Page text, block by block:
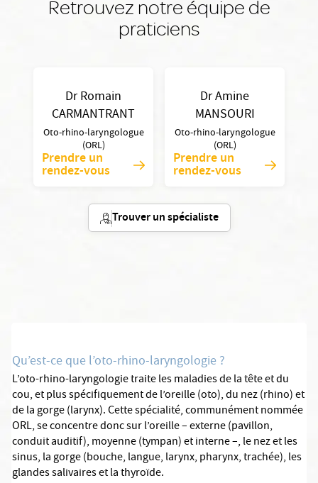
Retrouvez notre équipe de
praticiens
Dr Romain
CARMANTRANT
Oto-rhino-laryngologue
(ORL)
Prendre un
rendez-vous
Dr Amine
MANSOURI
Oto-rhino-laryngologue
(ORL)
Prendre un
rendez-vous
Trouver un spécialiste
Qu’est-ce que l’oto-rhino-laryngologie ?
L’oto-rhino-laryngologie traite les maladies de la tête et du
cou, et plus spécifiquement de l’oreille (oto), du nez (rhino) et
de la gorge (larynx). Cette spécialité, communément nommée
ORL, se concentre donc sur l’oreille – externe (pavillon,
conduit auditif), moyenne (tympan) et interne –, le nez et les
sinus, la gorge (bouche, langue, larynx, pharynx, trachée), les
glandes salivaires et la thyroïde.